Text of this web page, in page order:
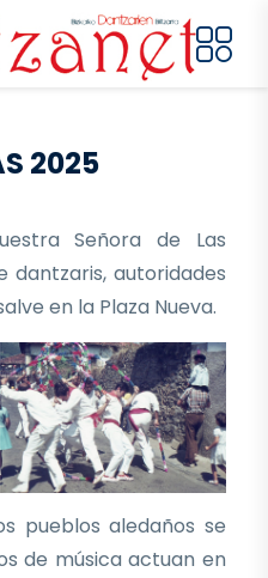
2025
Señora de Las
dantzaris, autoridades
en la Plaza Nueva.
pueblos aledaños se
de música actuan en